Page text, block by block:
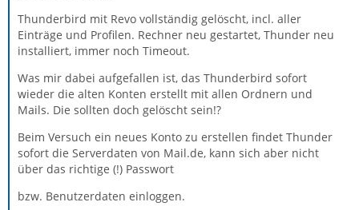
Thunderbird mit Revo vollständig gelöscht, incl. aller
Einträge und Profilen. Rechner neu gestartet, Thunder neu
installiert, immer noch Timeout.
Was mir dabei aufgefallen ist, das Thunderbird sofort
wieder die alten Konten erstellt mit allen Ordnern und
Mails. Die sollten doch gelöscht sein!?
Beim Versuch ein neues Konto zu erstellen findet Thunder
sofort die Serverdaten von Mail.de, kann sich aber nicht
über das richtige (!) Passwort
bzw. Benutzerdaten einloggen.